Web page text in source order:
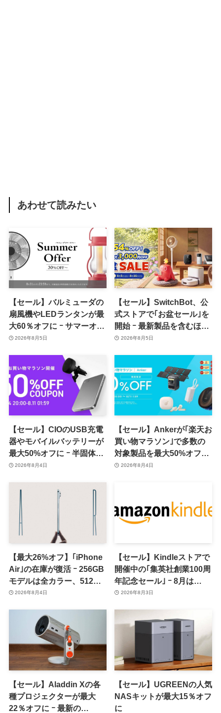
あわせて読みたい
【セール】バルミューダの
扇風機やLEDランタンが最
大60％オフに ｰ サマーオフ
ァーのセール開催中
2026年8月5日
【セール】SwitchBot、公
式ストアで｢お盆セール｣を
開始 ｰ 最新製品を含むほぼ
全品が最大54％オフに
2026年8月5日
【セール】CIOのUSB充電
器やモバイルバッテリーが
最大50%オフに ｰ 半固体系
セル採用バッテリーやハン
対象
2026年8月4日
【セール】Ankerが｢楽天お
買い物マラソン｣で多数の
対象製品を最大50%オフで
販売するセールを開催中
2026年8月4日
【最大26%オフ】｢iPhone
Air｣の在庫が復活 ｰ 256GB
モデルは全カラー、512GB
モデルはホワイト以外が在
2026年8月4日
【セール】Kindleストアで
開催中の｢集英社創業100周
年記念セール｣ ｰ 8月は
｢GANTZ｣全巻が100円均一
2026年8月3日
【セール】Aladdin Xの各
種プロジェクターが最大
22％オフに ｰ 最新の
【セール】UGREENの人気
NASキットが最大15％オフ
に